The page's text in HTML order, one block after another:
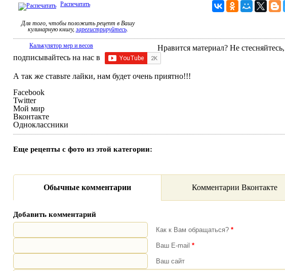
Распечатать
Для того, чтобы положить рецепт в Вашу
кулинарную книгу, зарегистрируйтесь.
Калькулятор мер и весов
Нравится материал? Не стесняйтесь,
подписывайтесь на нас в
А так же ставьте лайки, нам будет очень приятно!!!
Facebook
Twitter
Мой мир
Вконтакте
Одноклассники
Еще рецепты с фото из этой категории:
Обычные комментарии Комментарии Вконтакте
Добавить комментарий
Как к Вам обращаться? *
Ваш E-mail *
Ваш сайт